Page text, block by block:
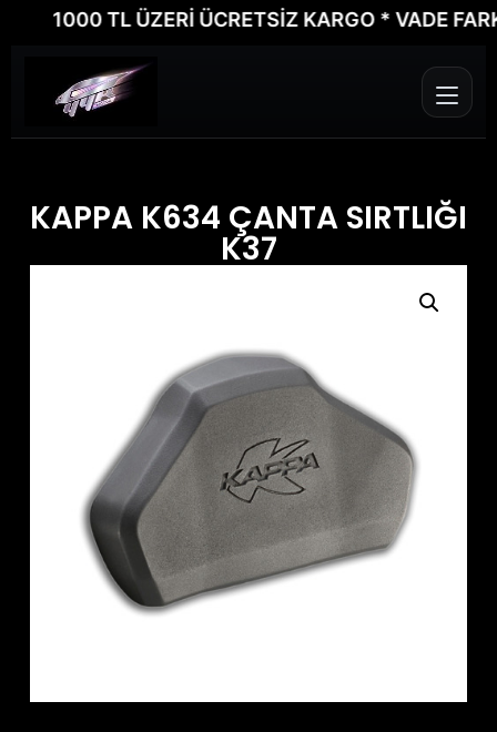
1000 TL ÜZERİ ÜCRETSİZ KARGO * VADE
KAPPA K634 ÇANTA SIRTLIĞI
K37